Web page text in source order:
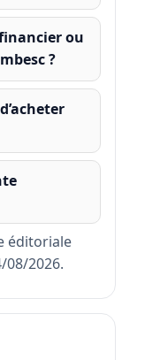
ou
?
éditoriale
08/2026.